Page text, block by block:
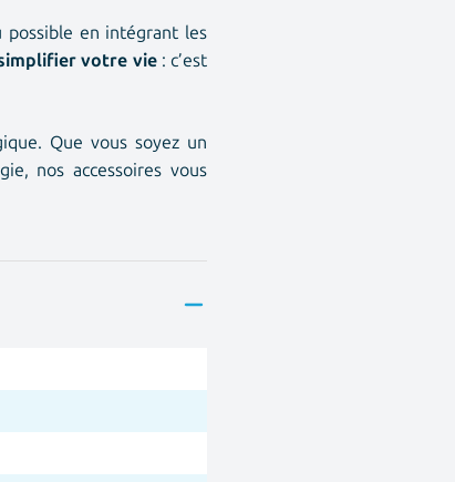
possible en intégrant les
votre vie: c’est
Que vous soyez un
, nos accessoires vous